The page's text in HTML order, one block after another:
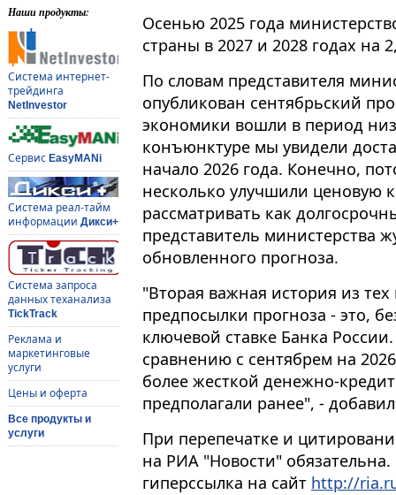
Наши продукты:
Система интернет-
трейдинга
NetInvestor
Сервис EasyMANi
Система реал-тайм
информации Дикси+
Система запроса
данных теханализа
TickTrack
Реклама и
маркетинговые
услуги
Цены и оферта
Все продукты и
услуги
Осенью 2025 года
страны в 2027 и 2028 годах на
По словам представителя
опубликован сентябрьский
экономики вошли в период
конъюнктуре мы увидели
начало 2026 года. Конечно,
несколько улучшили ценовую
рассматривать как
представитель министерства
обновленного прогноза.
"Вторая важная история из
предпосылки прогноза - это,
ключевой ставке Банка
сравнению с сентябрем на
более жесткой денежно-
предполагали ранее", -
При перепечатке и
на РИА "Новости"
гиперссылка на сайт http://